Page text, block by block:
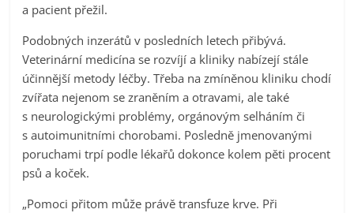
a pacient přežil.
Podobných inzerátů v posledních letech přibývá.
Veterinární medicína se rozvíjí a kliniky nabízejí stále
účinnější metody léčby. Třeba na zmíněnou kliniku chodí
zvířata nejenom se zraněním a otravami, ale také
s neurologickými problémy, orgánovým selháním či
s autoimunitními chorobami. Posledně jmenovanými
poruchami trpí podle lékařů dokonce kolem pěti procent
psů a koček.
„Pomoci přitom může právě transfuze krve. Při